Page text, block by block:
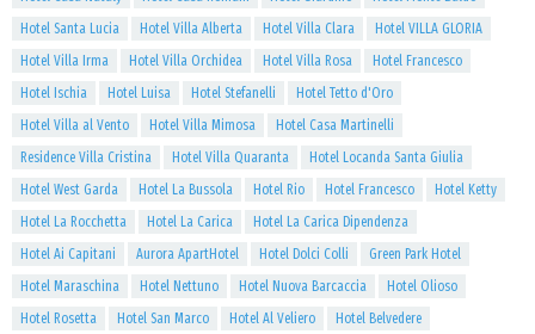
Hotel Santa Lucia
Hotel Villa Alberta Hotel Villa Clara
Hotel VILLA GLORIA
Hotel Villa Irma
Hotel Villa Orchidea Hotel Villa Rosa
Hotel Francesco
Hotel Ischia
Hotel Luisa Hotel Stefanelli
Hotel Tetto d'Oro
Hotel Villa al Vento
Hotel Villa Mimosa
Hotel Casa Martinelli
Residence Villa Cristina
Hotel Villa Quaranta
Hotel Locanda Santa Giulia
Hotel West Garda
Hotel La Bussola Hotel Rio Hotel Francesco
Hotel Ketty
Hotel La Rocchetta
Hotel La Carica
Hotel La Carica Dipendenza
Hotel Ai Capitani
Aurora ApartHotel Hotel Dolci Colli
Green Park Hotel
Hotel Maraschina
Hotel Nettuno Hotel Nuova Barcaccia
Hotel Olioso
Hotel Rosetta
Hotel San Marco Hotel Al Veliero
Hotel Belvedere